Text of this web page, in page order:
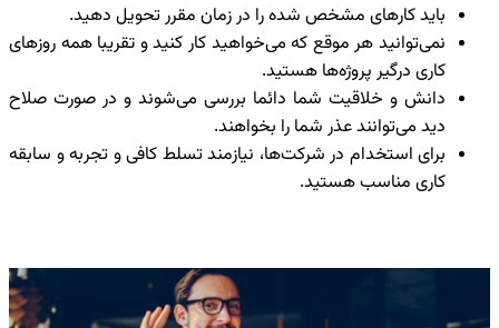
باید کارهای مشخص شده را در زمان مقرر تحویل دهید.
نمی‌توانید هر موقع که می‌خواهید کار کنید و تقریبا همه روزهای
کاری درگیر پروژه‌ها هستید.
دانش و خلاقیت شما دائما بررسی می‌شوند و در صورت صلاح
دید می‌توانند عذر شما را بخواهند.
برای استخدام در شرکت‌ها، نیازمند تسلط کافی و تجربه و سابقه
کاری مناسب هستید.